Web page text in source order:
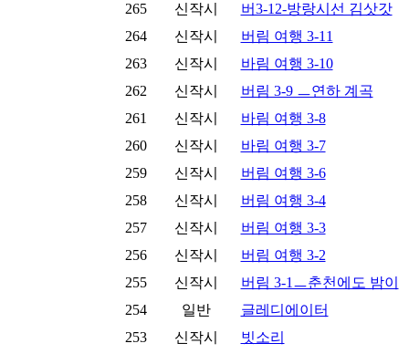
265
신작시
버3-12-방랑시선 김삿갓
264
신작시
버림 여행 3-11
263
신작시
바림 여행 3-10
262
신작시
버림 3-9 ㅡ연하 계곡
261
신작시
바림 여행 3-8
260
신작시
바림 여행 3-7
259
신작시
버림 여행 3-6
258
신작시
버림 여행 3-4
257
신작시
버림 여행 3-3
256
신작시
버림 여행 3-2
255
신작시
버림 3-1ㅡ춘천에도 밤이
254
일반
글레디에이터
253
신작시 빗소리